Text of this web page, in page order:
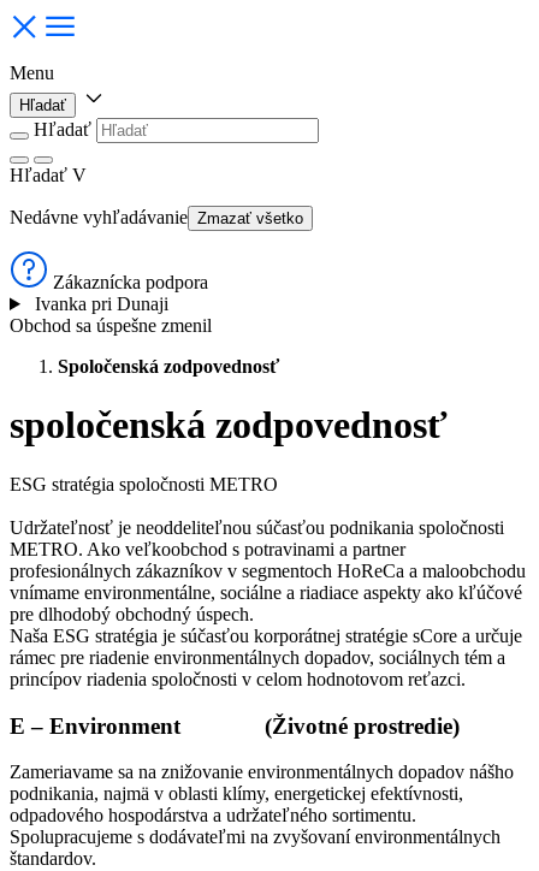
Menu
Hľadať
Hľadať
Hľadať V
Nedávne vyhľadávanie Zmazať všetko
Zákaznícka podpora
Ivanka pri Dunaji
Obchod sa úspešne zmenil
Spoločenská zodpovednosť
spoločenská zodpovednosť
ESG stratégia spoločnosti METRO
Udržateľnosť je neoddeliteľnou súčasťou podnikania spoločnosti
METRO. Ako veľkoobchod s potravinami a partner
profesionálnych zákazníkov v segmentoch HoReCa a maloobchodu
vnímame environmentálne, sociálne a riadiace aspekty ako kľúčové
pre dlhodobý obchodný úspech.
Naša ESG stratégia je súčasťou korporátnej stratégie sCore a určuje
rámec pre riadenie environmentálnych dopadov, sociálnych tém a
princípov riadenia spoločnosti v celom hodnotovom reťazci.
E – Environment (Životné prostredie)
Zameriavame sa na znižovanie environmentálnych dopadov nášho
podnikania, najmä v oblasti klímy, energetickej efektívnosti,
odpadového hospodárstva a udržateľného sortimentu.
Spolupracujeme s dodávateľmi na zvyšovaní environmentálnych
štandardov.